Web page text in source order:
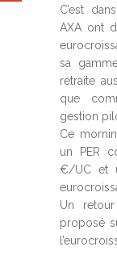
C’est
AXA ont
sa
retraite
que
gestion
Ce
un PER
€/UC et
Un retour
proposé